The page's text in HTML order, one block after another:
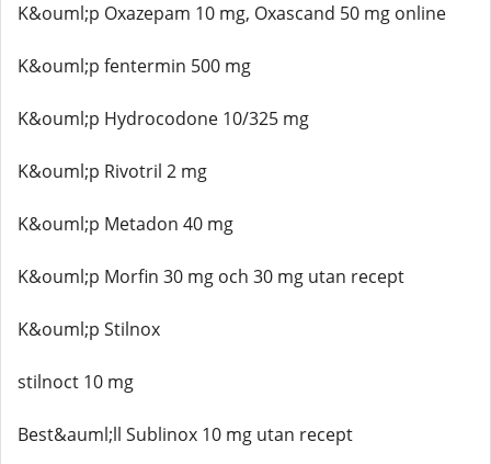
K&ouml;p Oxazepam 10 mg, Oxascand 50 mg online
K&ouml;p fentermin 500 mg
K&ouml;p Hydrocodone 10/325 mg
K&ouml;p Rivotril 2 mg
K&ouml;p Metadon 40 mg
K&ouml;p Morfin 30 mg och 30 mg utan recept
K&ouml;p Stilnox
stilnoct 10 mg
Best&auml;ll Sublinox 10 mg utan recept